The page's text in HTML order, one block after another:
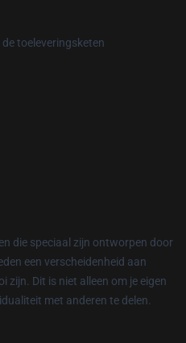
toeleveringsketen
die speciaal zijn ontworpen door
een verscheidenheid aan
zijn. Dit is niet alleen om je eigen
met anderen te delen.